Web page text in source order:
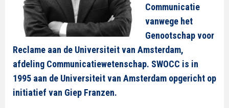
Communicatie
vanwege het
Genootschap voor
Reclame aan de Universiteit van Amsterdam,
afdeling Communicatiewetenschap. SWOCC is in
1995 aan de Universiteit van Amsterdam opgericht op
initiatief van Giep Franzen.